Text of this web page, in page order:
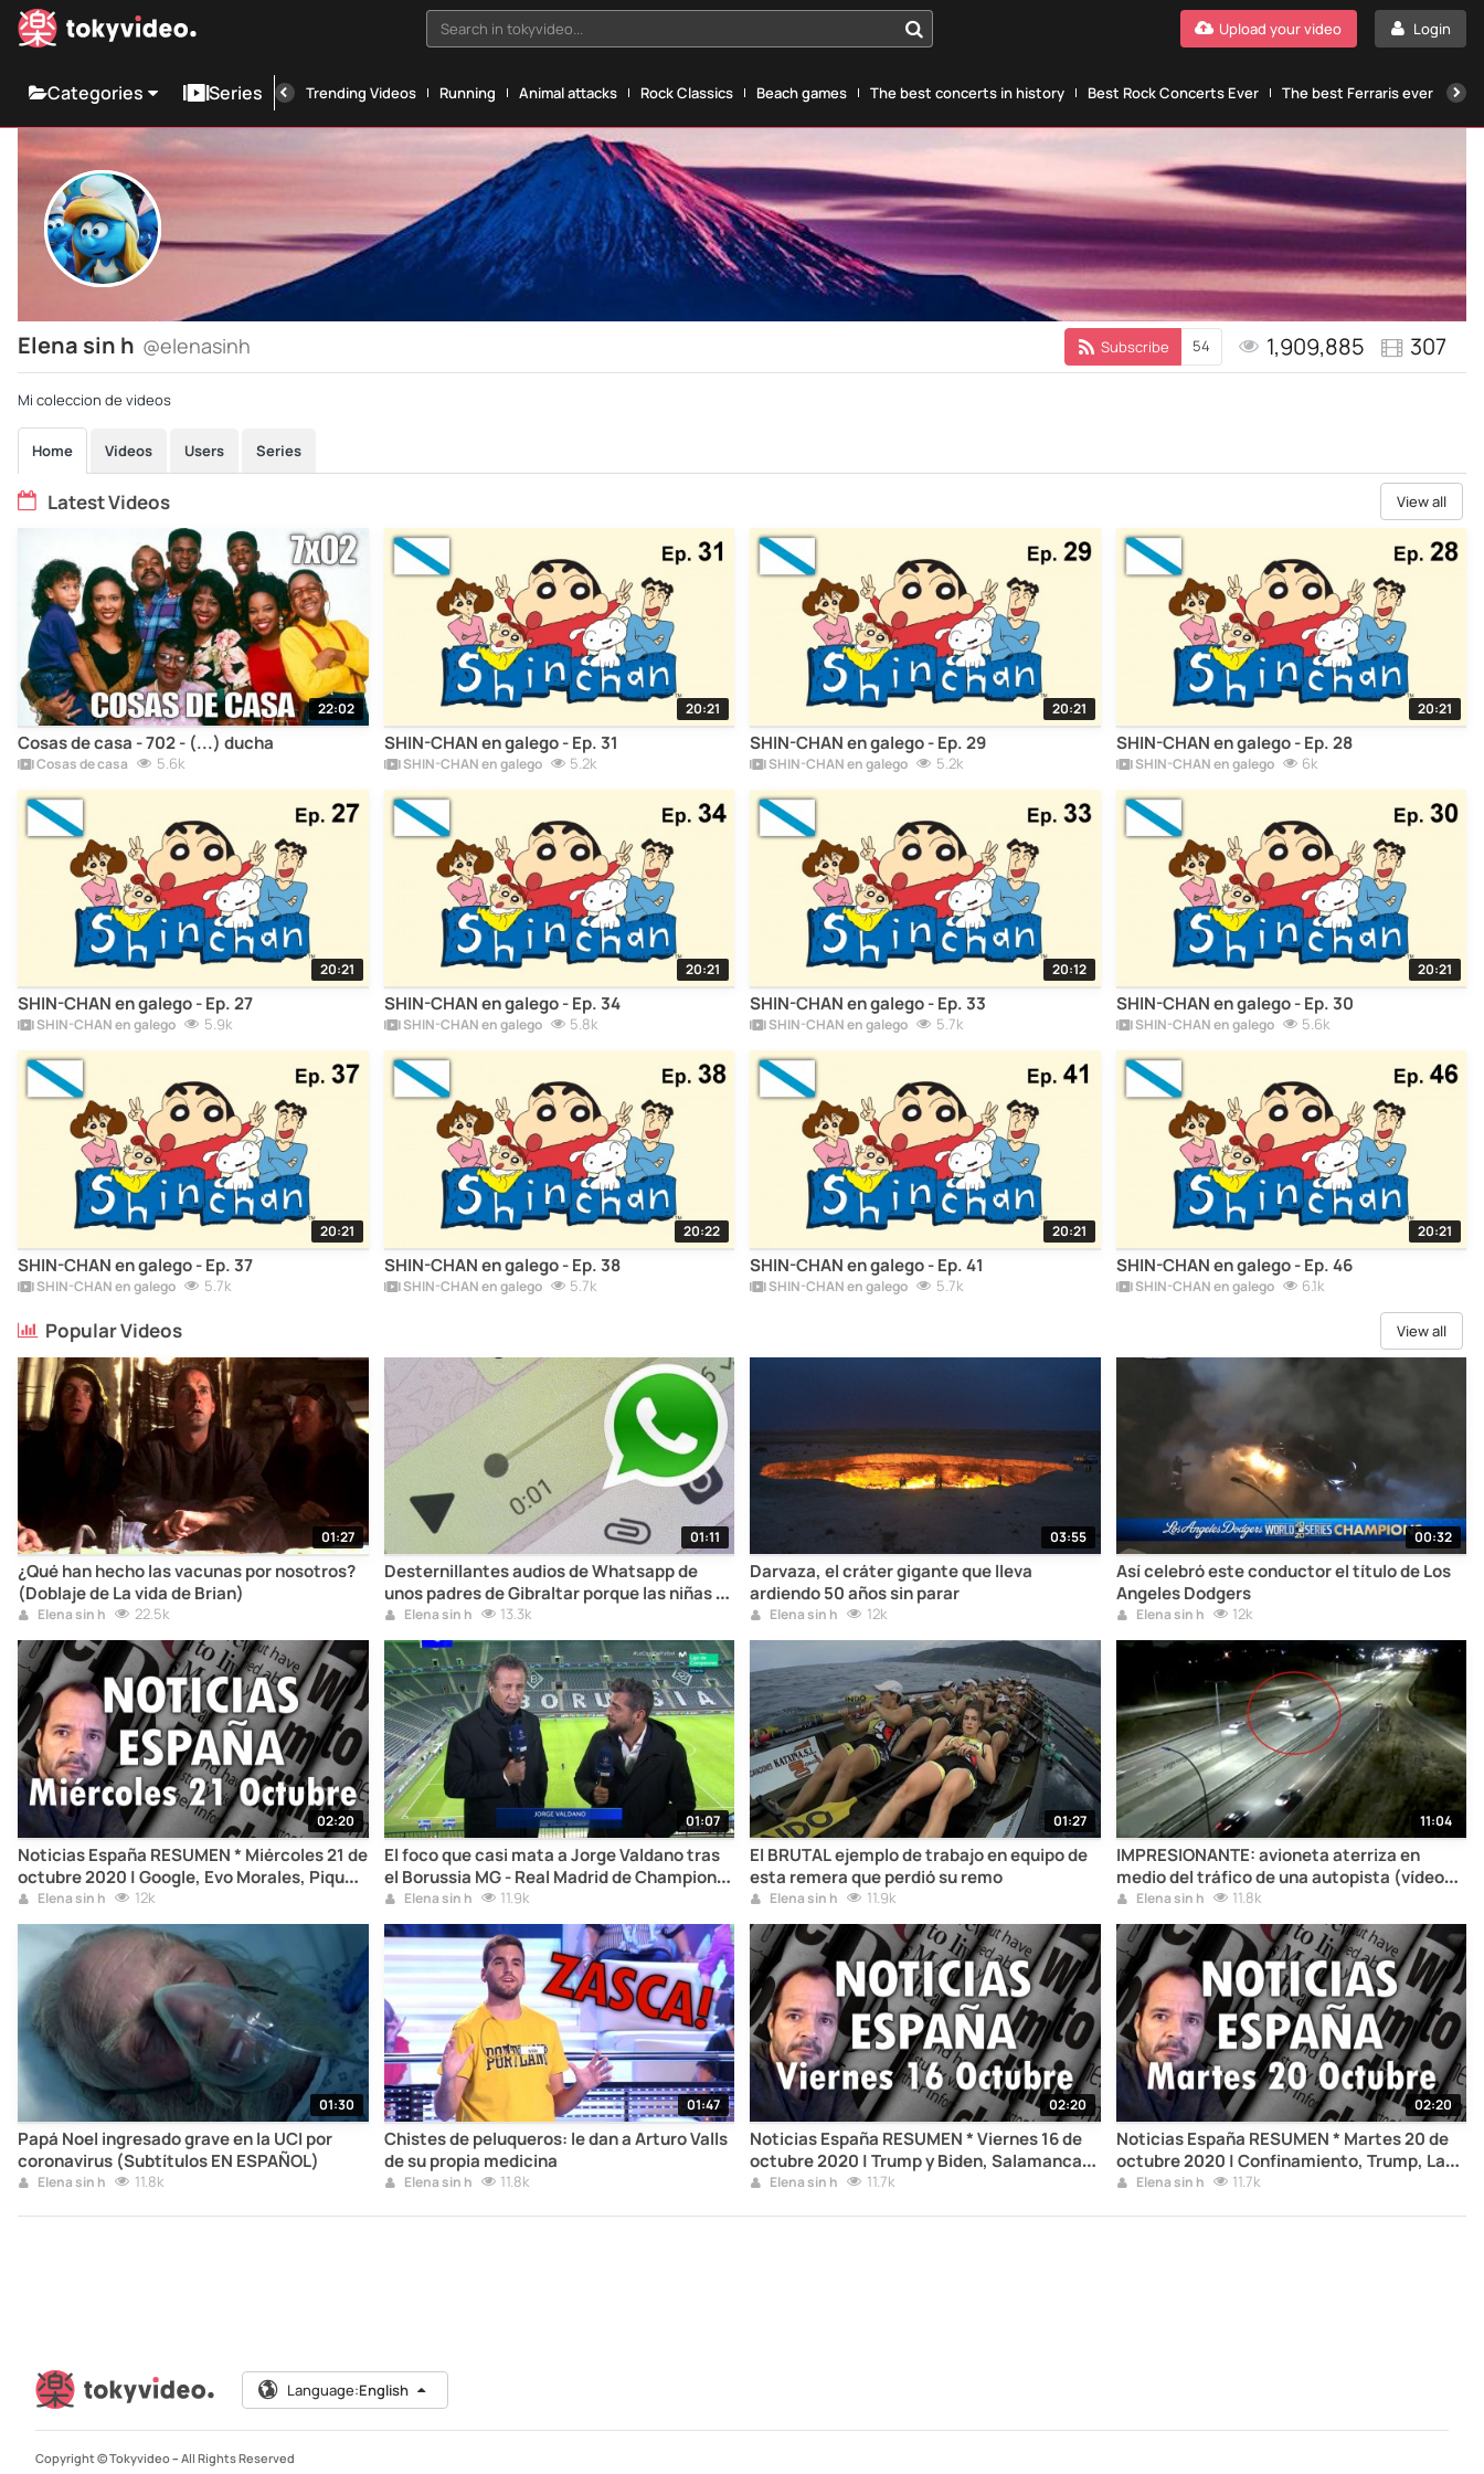
Search in tokyvideo... Login
Upload your video
Categories Series Trending Videos Running Animal attacks Rock Classics Beach games The best concerts in history Best Rock Concerts Ever The best Ferraris ever
Elena sin h @elenasinh Subscribe 54 1,909,885 307
Mi coleccion de videos
Home Videos Users Series
Latest Videos View all
22:02
Cosas de casa - 702 - (...) ducha
Cosas de casa 5.6k
20:21
SHIN-CHAN en galego - Ep. 31
SHIN-CHAN en galego 5.2k
20:21
SHIN-CHAN en galego - Ep. 29
SHIN-CHAN en galego 5.2k
20:21
SHIN-CHAN en galego - Ep. 28
SHIN-CHAN en galego 6k
20:21
SHIN-CHAN en galego - Ep. 27
SHIN-CHAN en galego 5.9k
20:21
SHIN-CHAN en galego - Ep. 34
SHIN-CHAN en galego 5.8k
20:12
SHIN-CHAN en galego - Ep. 33
SHIN-CHAN en galego 5.7k
20:21
SHIN-CHAN en galego - Ep. 30
SHIN-CHAN en galego 5.6k
20:21
SHIN-CHAN en galego - Ep. 37
SHIN-CHAN en galego 5.7k
20:22
SHIN-CHAN en galego - Ep. 38
SHIN-CHAN en galego 5.7k
20:21
SHIN-CHAN en galego - Ep. 41
SHIN-CHAN en galego 5.7k
20:21
SHIN-CHAN en galego - Ep. 46
SHIN-CHAN en galego 6.1k
Popular Videos View all
01:27
¿Qué han hecho las vacunas por nosotros?
(Doblaje de La vida de Brian)
Elena sin h 22.5k
01:11
Desternillantes audios de Whatsapp de
unos padres de Gibraltar porque las niñas se
pelearon
Elena sin h 13.3k
03:55
Darvaza, el cráter gigante que lleva
ardiendo 50 años sin parar
Elena sin h 12k
00:32
Así celebró este conductor el título de Los
Angeles Dodgers
Elena sin h 12k
02:20
Noticias España RESUMEN * Miércoles 21 de
octubre 2020 | Google, Evo Morales, Piqué,
Vuelta y Giro, las vacas
Elena sin h 12k
01:07
El foco que casi mata a Jorge Valdano tras
el Borussia MG - Real Madrid de Champions
League
Elena sin h 11.9k
01:27
El BRUTAL ejemplo de trabajo en equipo de
esta remera que perdió su remo
Elena sin h 11.9k
11:04
IMPRESIONANTE: avioneta aterriza en
medio del tráfico de una autopista (vídeo
completo)
Elena sin h 11.8k
01:30
Papá Noel ingresado grave en la UCI por
coronavirus (Subtítulos EN ESPAÑOL)
Elena sin h 11.8k
01:47
Chistes de peluqueros: le dan a Arturo Valls
de su propia medicina
Elena sin h 11.8k
02:20
Noticias España RESUMEN * Viernes 16 de
octubre 2020 | Trump y Biden, Salamanca,
Sainz, FU Champions
Elena sin h 11.7k
02:20
Noticias España RESUMEN * Martes 20 de
octubre 2020 | Confinamiento, Trump, La
Vuelta, Champions, 4G en la Luna
Elena sin h 11.7k
Language:English
Copyright © Tokyvideo – All Rights Reserved